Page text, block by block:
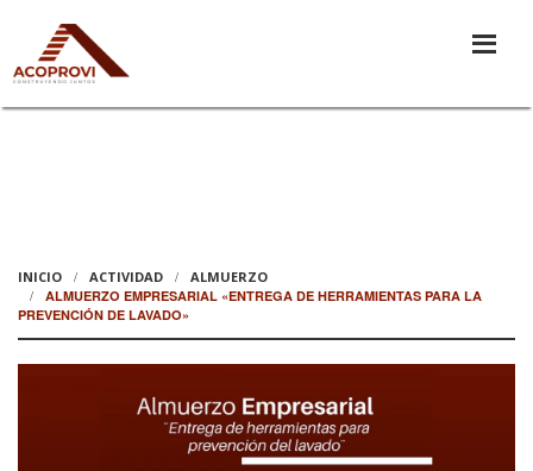
INICIO ACTIVIDAD
ALMUERZO
ALMUERZO EMPRESARIAL «ENTREGA DE HERRAMIENTAS PARA LA
PREVENCIÓN DE LAVADO»